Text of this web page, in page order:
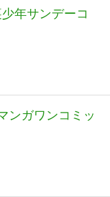
年サンデーコ
ンガワンコミッ